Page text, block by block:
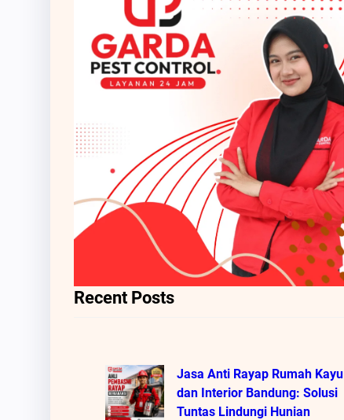
Recent Posts
Jasa Anti Rayap Rumah Kayu
dan Interior Bandung: Solusi
Tuntas Lindungi Hunian